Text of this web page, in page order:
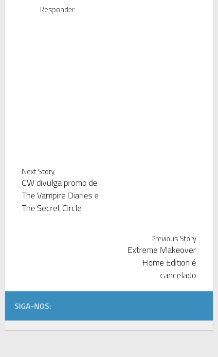
Responder
Next Story
CW divulga promo de
The Vampire Diaries e
The Secret Circle
Previous Story
Extreme Makeover
Home Edition é
cancelado
SIGA-NOS: